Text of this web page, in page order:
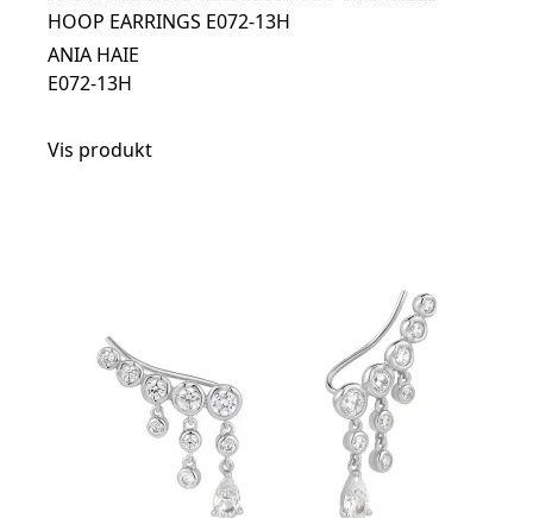
HOOP EARRINGS E072-13H
ANIA HAIE
E072-13H
Vis produkt